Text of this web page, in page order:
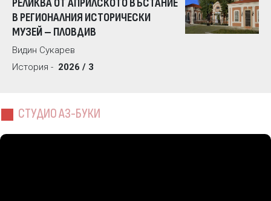
РЕЛИКВА ОТ АПРИЛСКОТО ВЪСТАНИЕ
В РЕГИОНАЛНИЯ ИСТОРИЧЕСКИ
МУЗЕЙ – ПЛОВДИВ
Видин Сукарев
История - 2026 / 3
СТУДИО АЗ-БУКИ